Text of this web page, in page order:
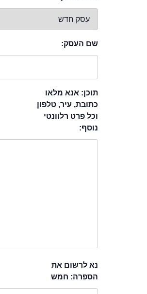
שם העסק:
תוכן: אנא מלאו
כתובת, עיר, טלפון
וכל פרט רלוונטי
נוסף:
נא לרשום את
הספרה: חמש